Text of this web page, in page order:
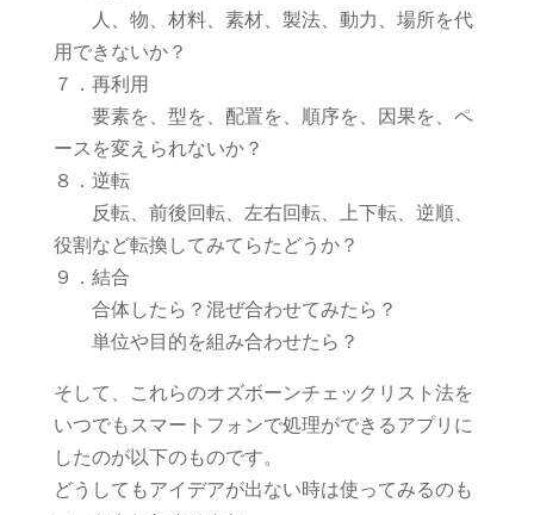
人、物、材料、素材、製法、動力、場所を代
用できないか？
７．再利用
要素を、型を、配置を、順序を、因果を、ペ
ースを変えられないか？
８．逆転
反転、前後回転、左右回転、上下転、逆順、
役割など転換してみてらたどうか？
９．結合
合体したら？混ぜ合わせてみたら？
単位や目的を組み合わせたら？
そして、これらのオズボーンチェックリスト法を
いつでもスマートフォンで処理ができるアプリに
したのが以下のものです。
どうしてもアイデアが出ない時は使ってみるのも